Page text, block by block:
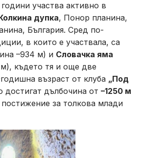
участва активно в
дупка, Понор планина,
България. Сред по-
в които е участвала, са
–934 м) и Словачка яма
където тя и още две
възраст от клуба „Под
достигат дълбочина от –1250 м
за толкова млади